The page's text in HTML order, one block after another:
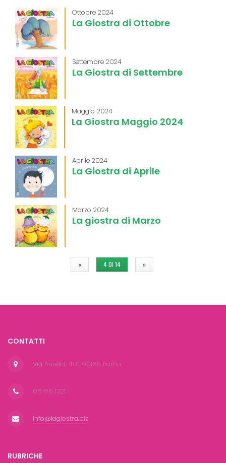
Ottobre 2024
La Giostra di Ottobre
Settembre 2024
La Giostra di Settembre
Maggio 2024
La Giostra Maggio 2024
Aprile 2024
La Giostra di Aprile
Marzo 2024
La giostra di Marzo
« 4 DI 14 »
CONTATTI
Via Aurelia, 481, 00165 Roma
06 66 1321
info@lagiostra.biz
RUBRICHE